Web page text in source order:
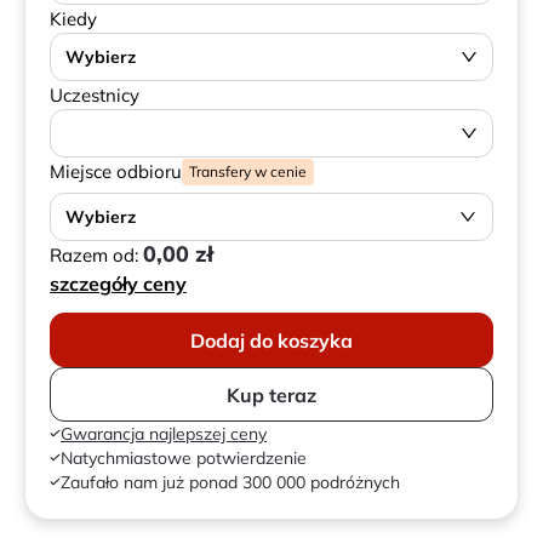
Kiedy
Wybierz
Uczestnicy
Miejsce odbioru Transfery w cenie
Wybierz
Razem od: 0,00 zł
szczegóły ceny
Dodaj do koszyka
Kup teraz
Gwarancja najlepszej ceny
Natychmiastowe potwierdzenie
Zaufało nam już ponad 300 000 podróżnych